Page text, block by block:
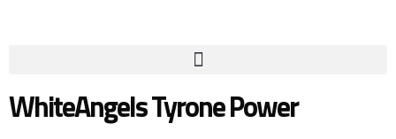
WhiteAngels Tyrone Power